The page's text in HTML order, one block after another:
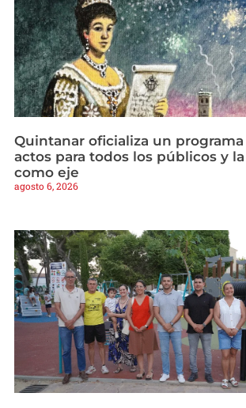
Quintanar oficializa un
actos para todos los públicos y
como eje
agosto 6, 2026